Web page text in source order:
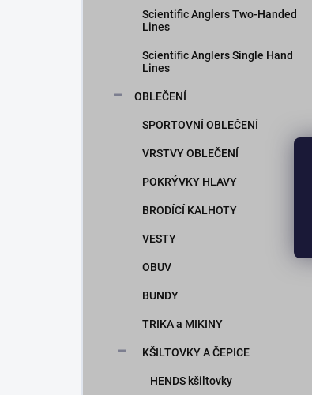
Scientific Anglers Two-Handed
Lines
Scientific Anglers Single Hand
Lines
OBLEČENÍ
SPORTOVNÍ OBLEČENÍ
VRSTVY OBLEČENÍ
POKRÝVKY HLAVY
BRODÍCÍ KALHOTY
VESTY
OBUV
BUNDY
TRIKA a MIKINY
KŠILTOVKY A ČEPICE
HENDS kšiltovky